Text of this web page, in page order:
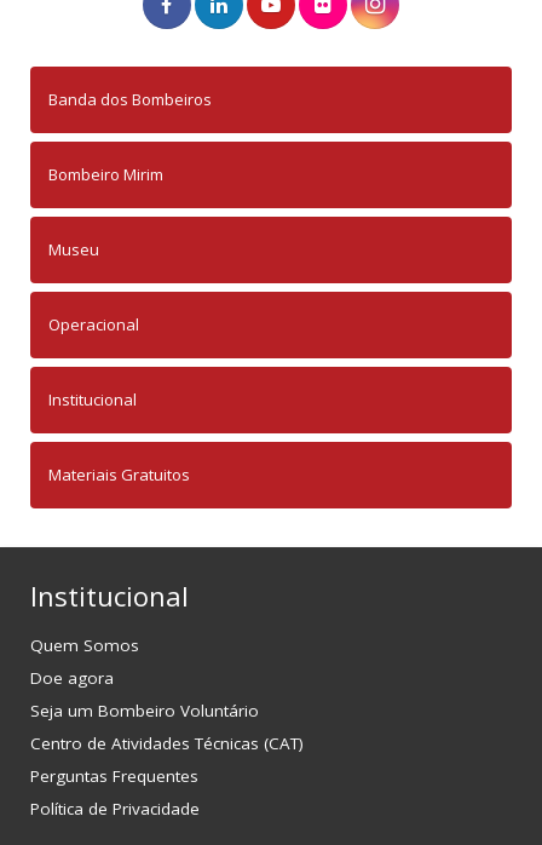
Banda dos Bombeiros
Bombeiro Mirim
Museu
Operacional
Institucional
Materiais Gratuitos
Institucional
Quem Somos
Doe agora
Seja um Bombeiro Voluntário
Centro de Atividades Técnicas (CAT)
Perguntas Frequentes
Política de Privacidade